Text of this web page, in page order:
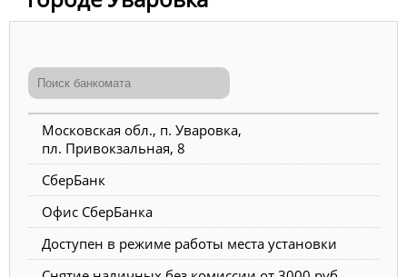
Московская обл., п. Уваровка,
пл. Привокзальная, 8
СберБанк
Офис СберБанка
Доступен в режиме работы места установки